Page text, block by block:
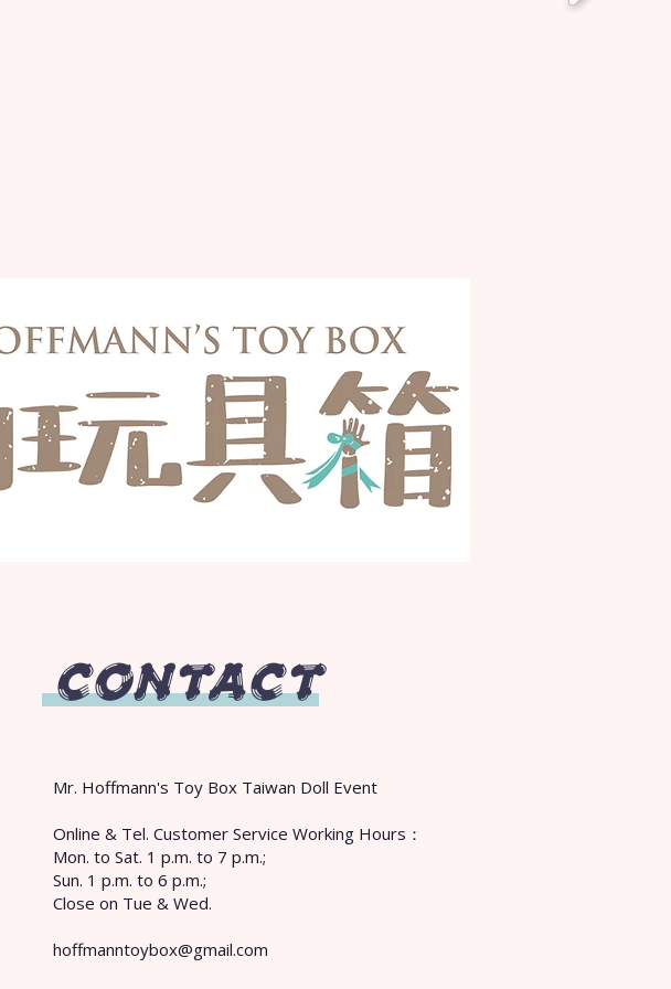
CONTACT
Mr. Hoffmann's Toy Box Taiwan Doll Event
​Online & Tel. Customer Service Working Hours：
Mon. to Sat. 1 p.m. to 7 p.m.;
Sun. 1 p.m. to 6 p.m.;
Close on Tue & Wed.
hoffmanntoybox@gmail.com